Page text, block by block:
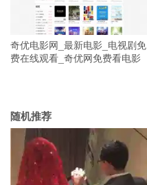
奇优电影网_最新电影_电视剧免
费在线观看_奇优网免费看电影
随机推荐